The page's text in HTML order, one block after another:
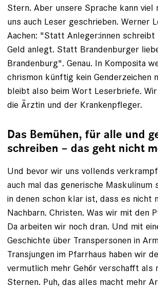
Stern. Aber unsere Sprache kann viel
uns auch Leser geschrieben. Werner
Aachen: "Statt Anleger:innen schreibt
Geld anlegt. Statt Brandenburger
Brandenburg". Genau. In Komposita
chrismon künftig kein Genderzeichen
bleibt also beim Wort Leserbriefe.
die Ärztin und der Kranken­pfleger.
Das Bemühen, für alle und
schreiben – das geht nicht
Und bevor wir uns vollends
auch mal das generische Maskulinum
in denen schon klar ist, dass es nicht
Nachbarn. Christen. Was wir mit den
Da arbeiten wir noch dran. Und mit
Geschichte über Transpersonen in
Transjungen im Pfarrhaus haben wir
vermutlich mehr Gehör verschafft als
Sternen. Puh, das alles macht mehr